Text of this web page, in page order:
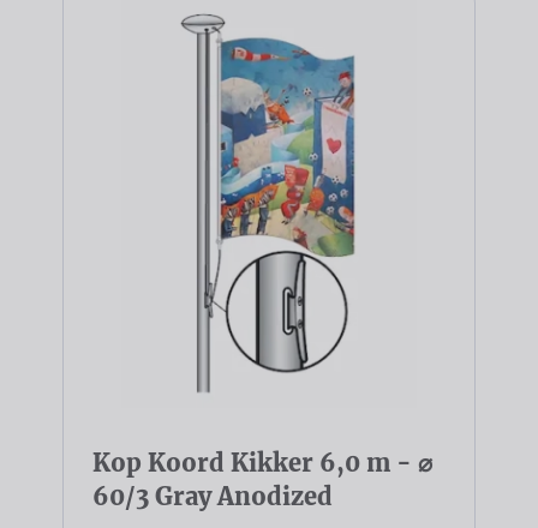
Kop Koord Kikker 6,0 m - ⌀
60/3 Gray Anodized